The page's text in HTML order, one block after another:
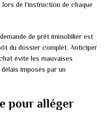
de l’instruction de chaque
de prêt immobilier est
du dossier complet. Anticiper
évite les mauvaises
imposés par un
pour alléger